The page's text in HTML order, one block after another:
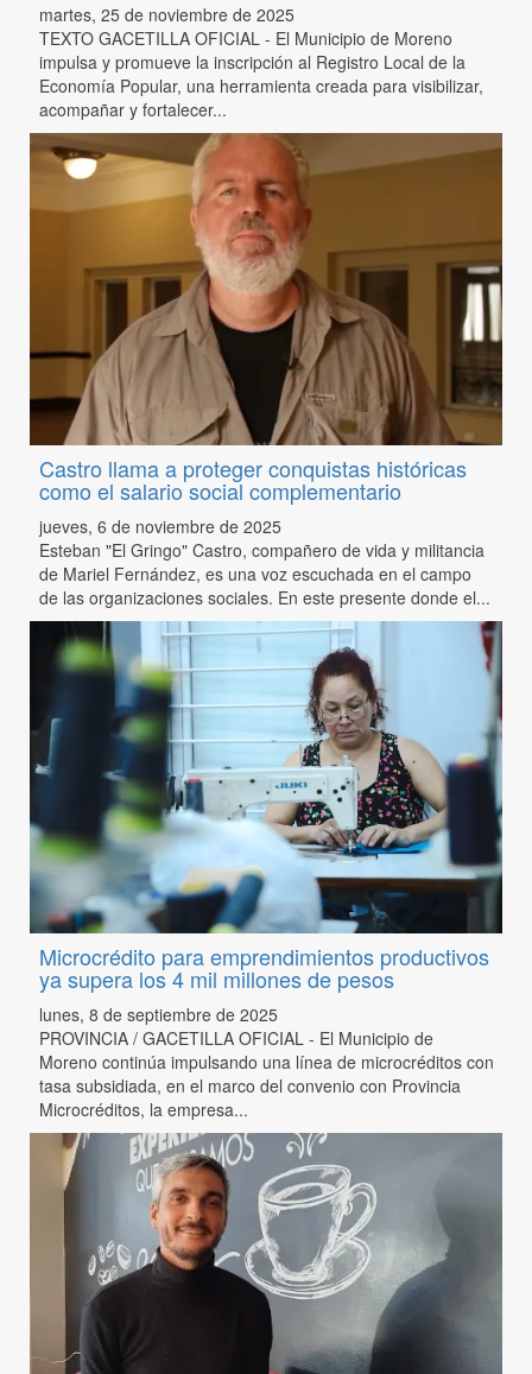
martes, 25 de noviembre de 2025
TEXTO GACETILLA OFICIAL - El Municipio de Moreno
impulsa y promueve la inscripción al Registro Local de la
Economía Popular, una herramienta creada para visibilizar,
acompañar y fortalecer...
Castro llama a proteger conquistas históricas
como el salario social complementario
jueves, 6 de noviembre de 2025
Esteban "El Gringo" Castro, compañero de vida y militancia
de Mariel Fernández, es una voz escuchada en el campo
de las organizaciones sociales. En este presente donde el...
Microcrédito para emprendimientos productivos
ya supera los 4 mil millones de pesos
lunes, 8 de septiembre de 2025
PROVINCIA / GACETILLA OFICIAL - El Municipio de
Moreno continúa impulsando una línea de microcréditos con
tasa subsidiada, en el marco del convenio con Provincia
Microcréditos, la empresa...